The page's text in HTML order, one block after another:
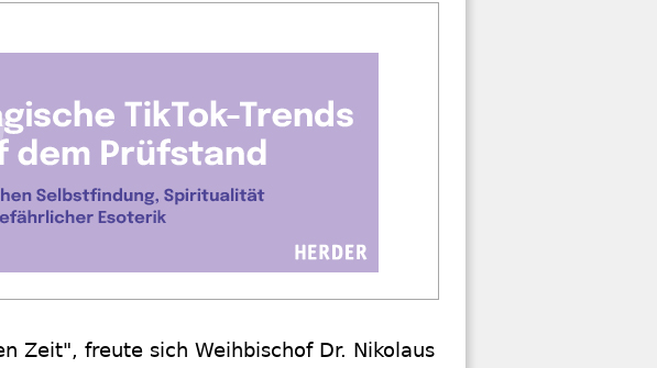
Zeit", freute sich Weihbischof Dr. Nikolaus